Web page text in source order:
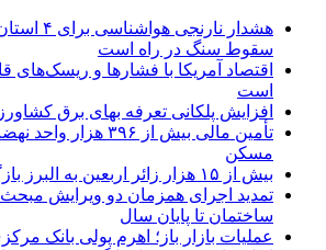
هشدار
سقوط سنگ در راه است
اقتصاد آمریکا با فشارها و ریسک‌های
است
افزایش پلکانی تعرفه بهای برق
تأمین مالی بیش از
مسکن
بیش از ۱۵ هزار زائر اربعین به البرز بازگشتند
ساختمان تا پایان سال
عملیات بازار باز؛ اهرم پولی بانک